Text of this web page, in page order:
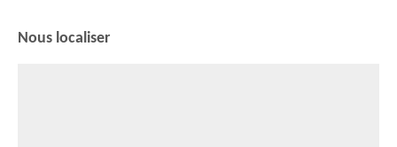
Nous localiser